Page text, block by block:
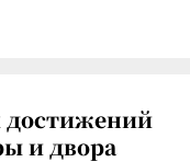
достижений
и двора